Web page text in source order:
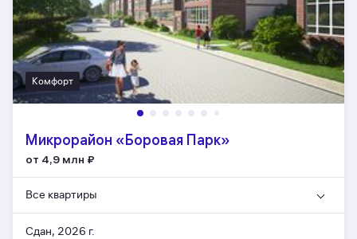
Комфорт
Микрорайон «Боровая Парк»
от 4,9 млн ₽
Все квартиры
Сдан, 2026 г.